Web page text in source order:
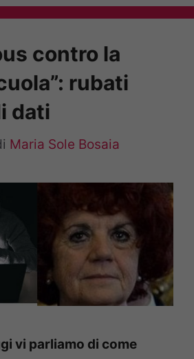
contro la
rubati
dati
Maria Sole Bosaia
vi parliamo di come